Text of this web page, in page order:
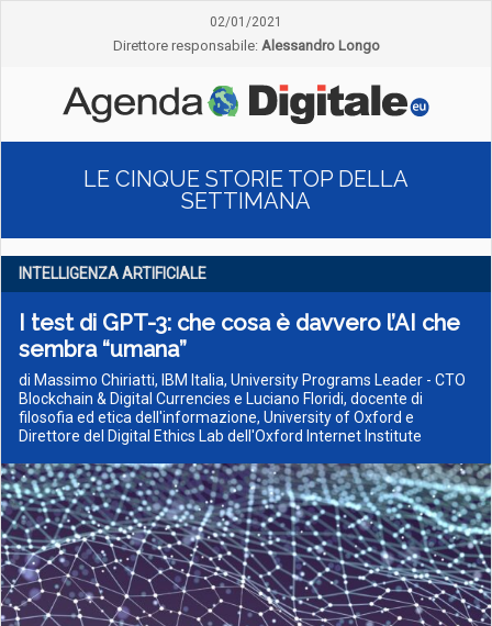
02/01/2021
Direttore responsabile: Alessandro Longo
LE CINQUE STORIE TOP DELLA
SETTIMANA
INTELLIGENZA ARTIFICIALE
I test di GPT-3: che cosa è davvero l’AI che
sembra “umana”
di Massimo Chiriatti, IBM Italia, University Programs Leader - CTO
Blockchain & Digital Currencies e Luciano Floridi, docente di
filosofia ed etica dell'informazione, University of Oxford e
Direttore del Digital Ethics Lab dell'Oxford Internet Institute